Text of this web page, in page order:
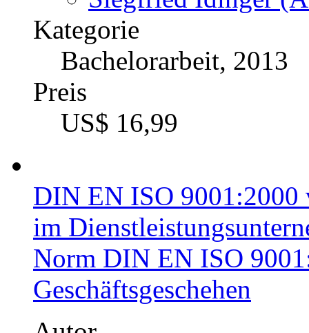
Autor
Holger Schwarz
Kategorie
Masterarbeit, 2013
Preis
Wesentliche
Autor